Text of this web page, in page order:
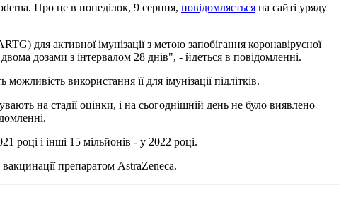
Про це в понеділок, 9 серпня, повідомляється на сайті уряду
для активної імунізації з метою запобігання коронавірусної
дозами з інтервалом 28 днів", - йдеться в повідомленні.
використання її для імунізації підлітків.
на стадії оцінки, і на сьогоднішній день не було виявлено
році і інші 15 мільйонів - у 2022 році.
препаратом AstraZeneca.